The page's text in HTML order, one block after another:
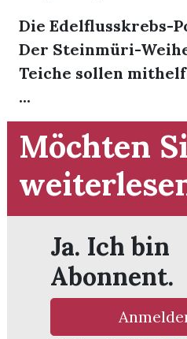
Die Edelflusskrebs-
Der Steinmüri-
Teiche sollen
...
Möchten
Ja. Ich bin
Abonnent.